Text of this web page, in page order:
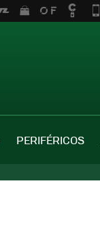
PERIFÉRICOS